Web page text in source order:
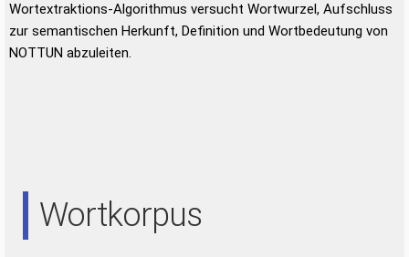
Wortextraktions-Algorithmus versucht Wortwurzel, Aufschluss
zur semantischen Herkunft, Definition und Wortbedeutung von
NOTTUN abzuleiten.
Wortkorpus